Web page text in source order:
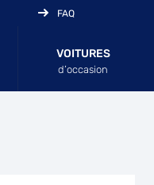
VOITURES
d’occasion
FAQ